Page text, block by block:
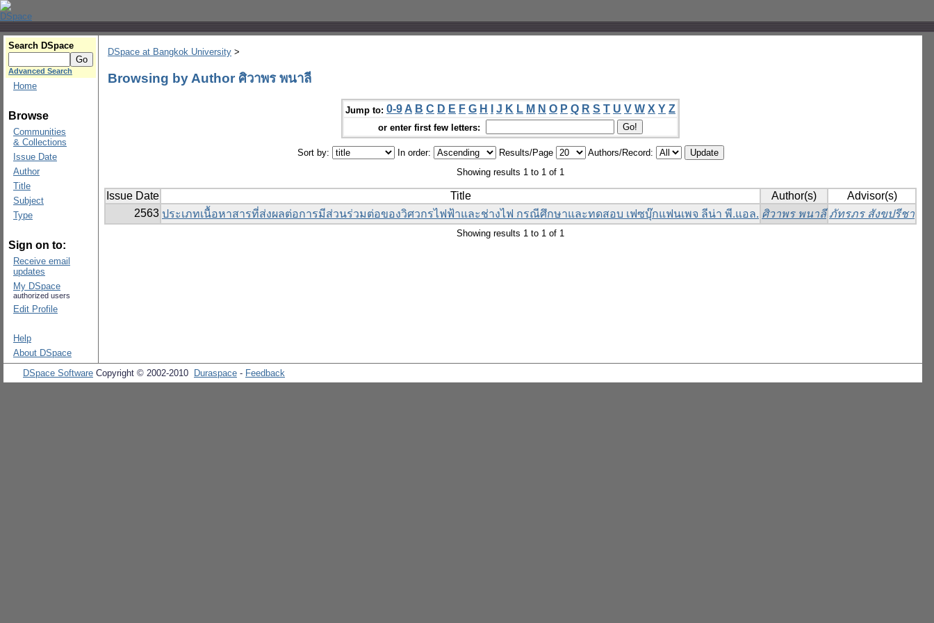
Search DSpace
Advanced Search
Home
Browse
Communities
& Collections
Issue Date
Author
Title
Subject
Type
Sign on to:
Receive email
updates
My DSpace
authorized users
Edit Profile
Help
About DSpace
DSpace at Bangkok University >
Browsing by Author ศิวาพร พนาลี
Jump to: 0-9 A B C D E F G H J K L M N O P Q R S T U V W X Y Z
or enter first few letters:
Sort by: In order: Results/Page
Authors/Record:
Showing results 1 to 1 of 1
Issue Date Title Author(s)
Advisor(s)
2563 ประเภทเนื้อหาสารที่ส่งผลต่อการมีส่วนร่วมต่อของวิศวกรไฟฟ้าและช่างไฟ กรณีศึกษาและทดสอบ เฟซบุ๊กแฟนเพจ ลีน่า พี.แอล. ศิวาพร พนาลี ภัทรภร สังขปรีชา
Showing results 1 to 1 of 1
DSpace Software Copyright © 2002-2010 Duraspace - Feedback